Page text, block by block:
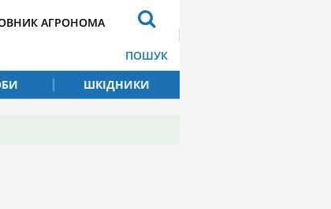
АГРОНОМА
ПОШУК
ШКІДНИКИ